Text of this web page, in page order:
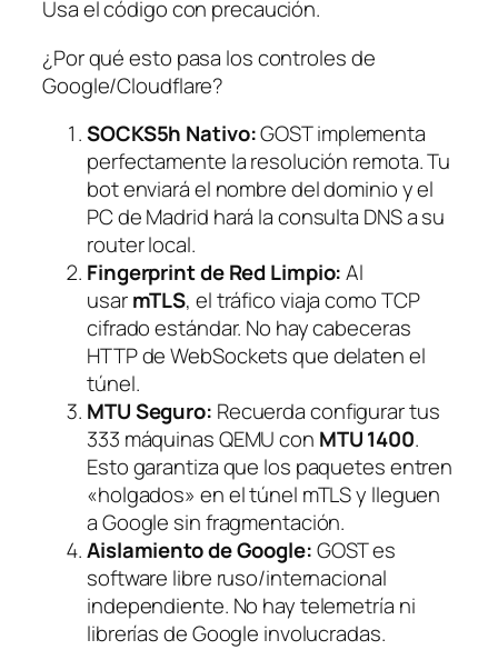
Usa el código con precaución.
¿Por qué esto pasa los controles de
Google/Cloudflare?
SOCKS5h Nativo:GOST implementa
perfectamente la resolución remota. Tu
bot enviará el nombre del dominio y el
PC de Madrid hará la consulta DNS a su
router local.
Fingerprint de Red Limpio:Al
usarmTLS, el tráfico viaja como TCP
cifrado estándar. No hay cabeceras
HTTP de WebSockets que delaten el
túnel.
MTU Seguro: Recuerda configurar tus
333 máquinas QEMU con MTU 1400.
Esto garantiza que los paquetes entren
«holgados» en el túnel mTLS y lleguen
a Google sin fragmentación.
Aislamiento de Google:GOST es
software libre ruso/internacional
independiente. No hay telemetría ni
librerías de Google involucradas.